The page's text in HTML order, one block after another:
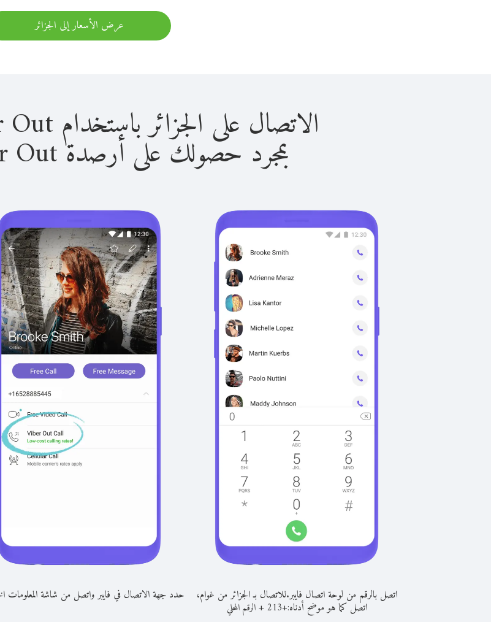
عرض الأسعار إلى الجزائر
الاتصال على الجزائر باستخدام Viber Out سهل للغاية.
بمجرد حصولك على أرصدة Viber Out، يمكنك:
اتصل بالرقم من لوحة اتصال فايبر.للاتصال بـ الجزائر من غوام،
اتصل كما هو موضح أدناه:+
213
+الرقم المحلي
حدد جهة الاتصال في فايبر واتصل من شاشة المعلومات